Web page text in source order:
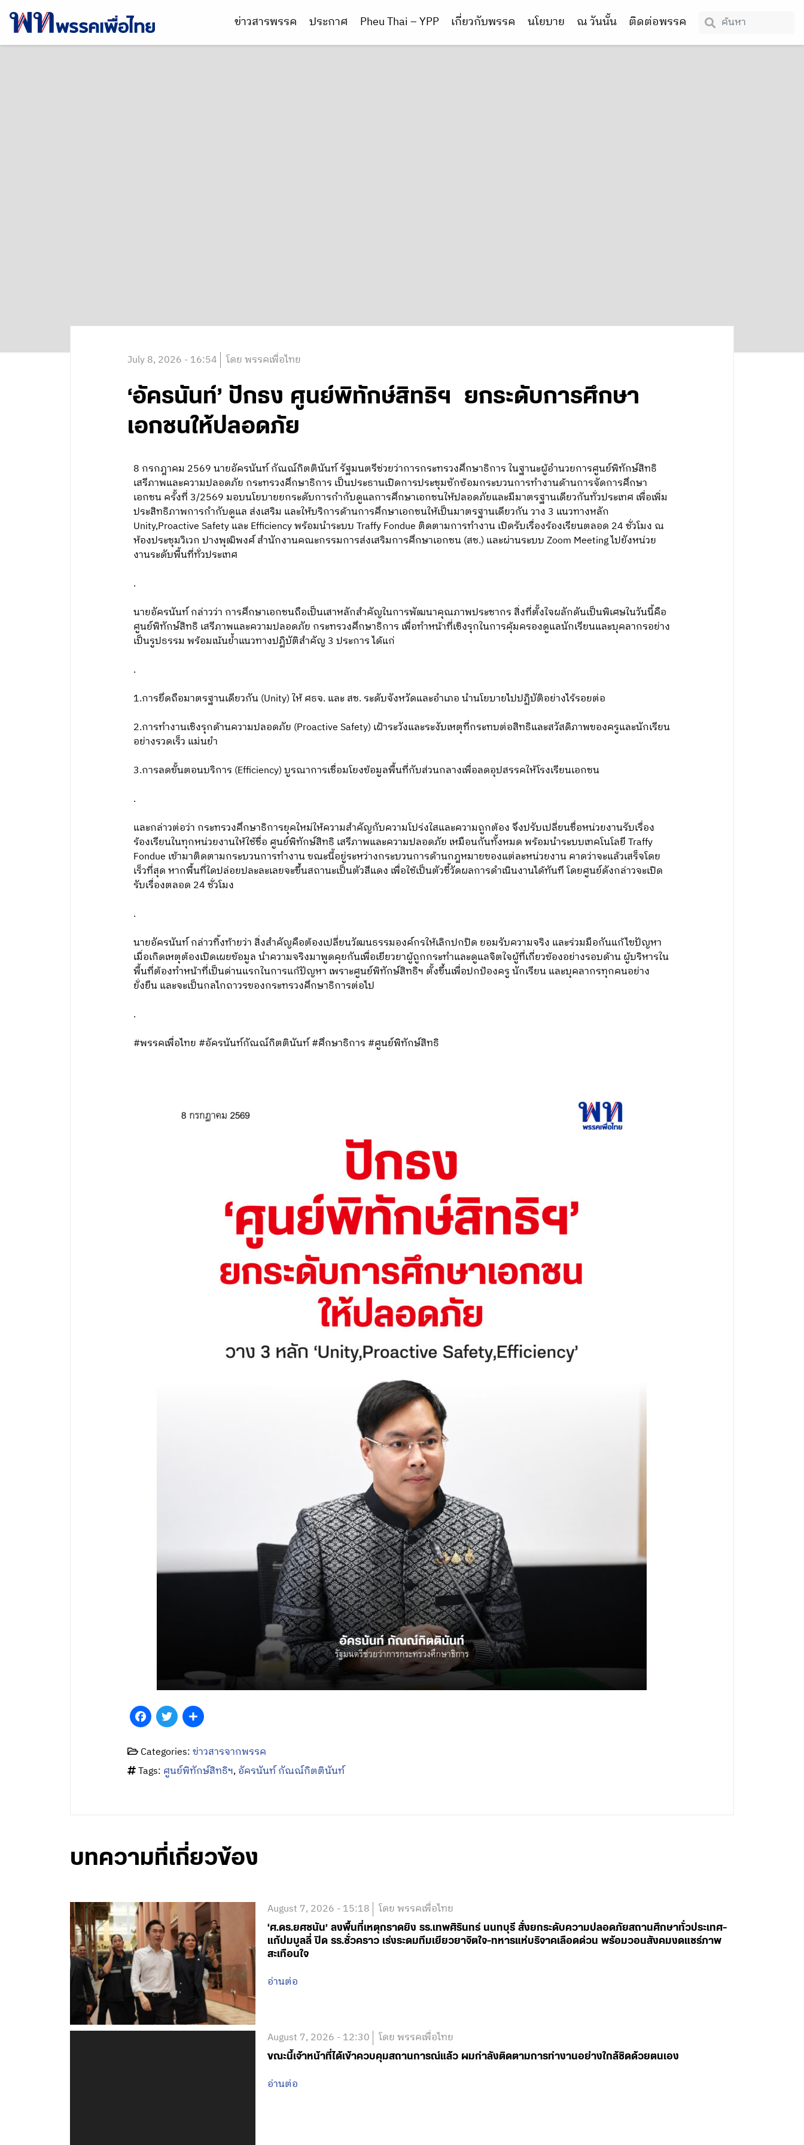
ข่าวสารพรรค ประกาศ Pheu Thai – YPP เกี่ยวกับพรรค นโยบาย ณ วันนั้น ติดต่อพรรค
July 8, 2026 - 16:54 โดย พรรคเพื่อไทย
‘อัครนันท์’ ปักธง ศูนย์พิทักษ์สิทธิฯ ยกระดับการศึกษา
เอกชนให้ปลอดภัย
8 กรกฎาคม 2569 นายอัครนันท์ กัณณ์กิตตินันท์ รัฐมนตรีช่วยว่าการกระทรวงศึกษาธิการ ในฐานะผู้อำนวยการศูนย์พิทักษ์สิทธิ
เสรีภาพและความปลอดภัย กระทรวงศึกษาธิการ เป็นประธานเปิดการประชุมซักซ้อมกระบวนการทำงานด้านการจัดการศึกษา
เอกชน ครั้งที่ 3/2569 มอบนโยบายยกระดับการกำกับดูแลการศึกษาเอกชนให้ปลอดภัยและมีมาตรฐานเดียวกันทั่วประเทศ เพื่อเพิ่ม
ประสิทธิภาพการกำกับดูแล ส่งเสริม และให้บริการด้านการศึกษาเอกชนให้เป็นมาตรฐานเดียวกัน วาง 3 แนวทางหลัก
Unity,Proactive Safety และ Efficiency พร้อมนำระบบ Traffy Fondue ติดตามการทำงาน เปิดรับเรื่องร้องเรียนตลอด 24 ชั่วโมง ณ
ห้องประชุมวิเวก ปางพุฒิพงศ์ สำนักงานคณะกรรมการส่งเสริมการศึกษาเอกชน (สช.) และผ่านระบบ Zoom Meeting ไปยังหน่วย
งานระดับพื้นที่ทั่วประเทศ
.
นายอัครนันท์ กล่าวว่า การศึกษาเอกชนถือเป็นเสาหลักสำคัญในการพัฒนาคุณภาพประชากร สิ่งที่ตั้งใจผลักดันเป็นพิเศษในวันนี้คือ
ศูนย์พิทักษ์สิทธิ เสรีภาพและความปลอดภัย กระทรวงศึกษาธิการ เพื่อทำหน้าที่เชิงรุกในการคุ้มครองดูแลนักเรียนและบุคลากรอย่าง
เป็นรูปธรรม พร้อมเน้นย้ำแนวทางปฏิบัติสำคัญ 3 ประการ ได้แก่
.
1.การยึดถือมาตรฐานเดียวกัน (Unity) ให้ ศธจ. และ สช. ระดับจังหวัดและอำเภอ นำนโยบายไปปฏิบัติอย่างไร้รอยต่อ
2.การทำงานเชิงรุกด้านความปลอดภัย (Proactive Safety) เฝ้าระวังและระงับเหตุที่กระทบต่อสิทธิและสวัสดิภาพของครูและนักเรียน
อย่างรวดเร็ว แม่นยำ
3.การลดขั้นตอนบริการ (Efficiency) บูรณาการเชื่อมโยงข้อมูลพื้นที่กับส่วนกลางเพื่อลดอุปสรรคให้โรงเรียนเอกชน
.
และกล่าวต่อว่า กระทรวงศึกษาธิการยุคใหม่ให้ความสำคัญกับความโปร่งใสและความถูกต้อง จึงปรับเปลี่ยนชื่อหน่วยงานรับเรื่อง
ร้องเรียนในทุกหน่วยงานให้ใช้ชื่อ ศูนย์พิทักษ์สิทธิ เสรีภาพและความปลอดภัย เหมือนกันทั้งหมด พร้อมนำระบบเทคโนโลยี Traffy
Fondue เข้ามาติดตามกระบวนการทำงาน ขณะนี้อยู่ระหว่างกระบวนการด้านกฎหมายของแต่ละหน่วยงาน คาดว่าจะแล้วเสร็จโดย
เร็วที่สุด หากพื้นที่ใดปล่อยปละละเลยจะขึ้นสถานะเป็นตัวสีแดง เพื่อใช้เป็นตัวชี้วัดผลการดำเนินงานได้ทันที โดยศูนย์ดังกล่าวจะเปิด
รับเรื่องตลอด 24 ชั่วโมง
.
นายอัครนันท์ กล่าวทิ้งท้ายว่า สิ่งสำคัญคือต้องเปลี่ยนวัฒนธรรมองค์กรให้เลิกปกปิด ยอมรับความจริง และร่วมมือกันแก้ไขปัญหา
เมื่อเกิดเหตุต้องเปิดเผยข้อมูล นำความจริงมาพูดคุยกันเพื่อเยียวยาผู้ถูกกระทำและดูแลจิตใจผู้ที่เกี่ยวข้องอย่างรอบด้าน ผู้บริหารใน
พื้นที่ต้องทำหน้าที่เป็นด่านแรกในการแก้ปัญหา เพราะศูนย์พิทักษ์สิทธิฯ ตั้งขึ้นเพื่อปกป้องครู นักเรียน และบุคลากรทุกคนอย่าง
ยั่งยืน และจะเป็นกลไกถาวรของกระทรวงศึกษาธิการต่อไป
.
#พรรคเพื่อไทย #อัครนันท์กัณณ์กิตตินันท์ #ศึกษาธิการ #ศูนย์พิทักษ์สิทธิ
Facebook
TwitterShare
Categories:ข่าวสารจากพรรค
Tags: ศูนย์พิทักษ์สิทธิฯ,อัครนันท์ กัณณ์กิตตินันท์
บทความที่เกี่ยวข้อง
August 7, 2026 - 15:18 โดย พรรคเพื่อไทย
‘ศ.ดร.ยศชนัน’ ลงพื้นที่เหตุกราดยิง รร.เทพศิรินทร์ นนทบุรี สั่งยกระดับความปลอดภัยสถานศึกษาทั่วประเทศ-
แก้ปมบูลลี่ ปิด รร.ชั่วคราว เร่งระดมทีมเยียวยาจิตใจ-ทหารแห่บริจาคเลือดด่วน พร้อมวอนสังคมงดแชร์ภาพ
สะเทือนใจ
อ่านต่อ
August 7, 2026 - 12:30 โดย พรรคเพื่อไทย
ขณะนี้เจ้าหน้าที่ได้เข้าควบคุมสถานการณ์แล้ว ผมกำลังติดตามการทำงานอย่างใกล้ชิดด้วยตนเอง
อ่านต่อ